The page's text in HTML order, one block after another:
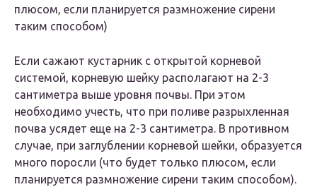
плюсом, если планируется размножение сирени
таким способом)
Если сажают кустарник с открытой корневой
системой, корневую шейку располагают на 2-3
сантиметра выше уровня почвы. При этом
необходимо учесть, что при поливе разрыхленная
почва усядет еще на 2-3 сантиметра. В противном
случае, при заглублении корневой шейки, образуется
много поросли (что будет только плюсом, если
планируется размножение сирени таким способом).